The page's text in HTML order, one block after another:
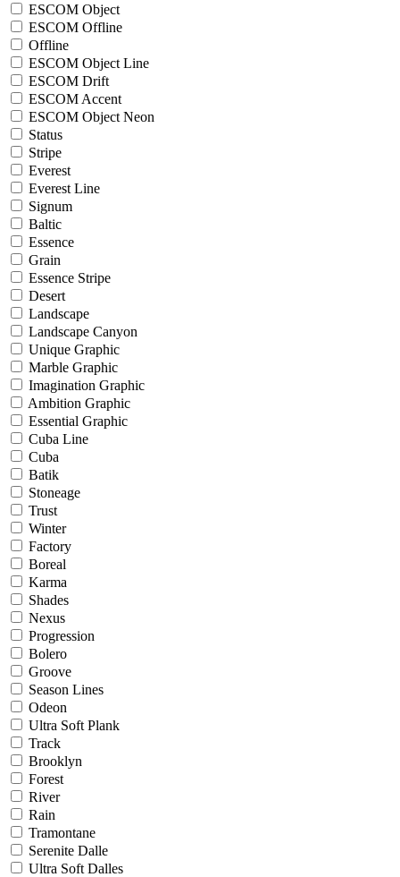
ESCOM Object
ESCOM Offline
Offline
ESCOM Object Line
ESCOM Drift
ESCOM Accent
ESCOM Object Neon
Status
Stripe
Everest
Everest Line
Signum
Baltic
Essence
Grain
Essence Stripe
Desert
Landscape
Landscape Canyon
Unique Graphic
Marble Graphic
Imagination Graphic
Ambition Graphic
Essential Graphic
Cuba Line
Cuba
Batik
Stoneage
Trust
Winter
Factory
Boreal
Karma
Shades
Nexus
Progression
Bolero
Groove
Season Lines
Odeon
Ultra Soft Plank
Track
Brooklyn
Forest
River
Rain
Tramontane
Serenite Dalle
Ultra Soft Dalles